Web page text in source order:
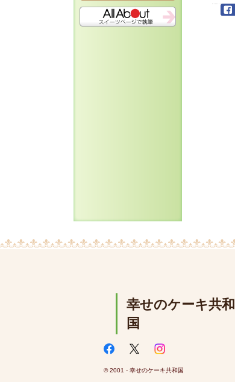
幸せのケーキ共和
国
© 2001 - 幸せのケーキ共和国